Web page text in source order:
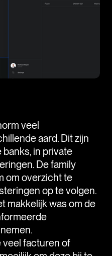
veel
aard. Dit zijn
in private
De family
om overzicht te
op te volgen.
makkelijk was om de
veel facturen of